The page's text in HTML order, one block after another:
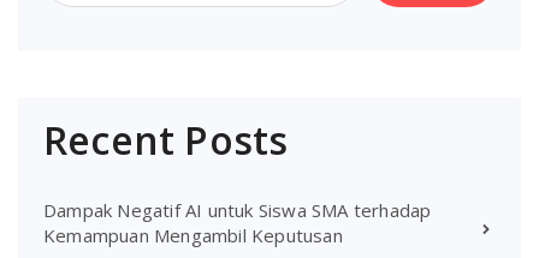
Recent Posts
Dampak Negatif AI untuk Siswa SMA terhadap
Kemampuan Mengambil Keputusan